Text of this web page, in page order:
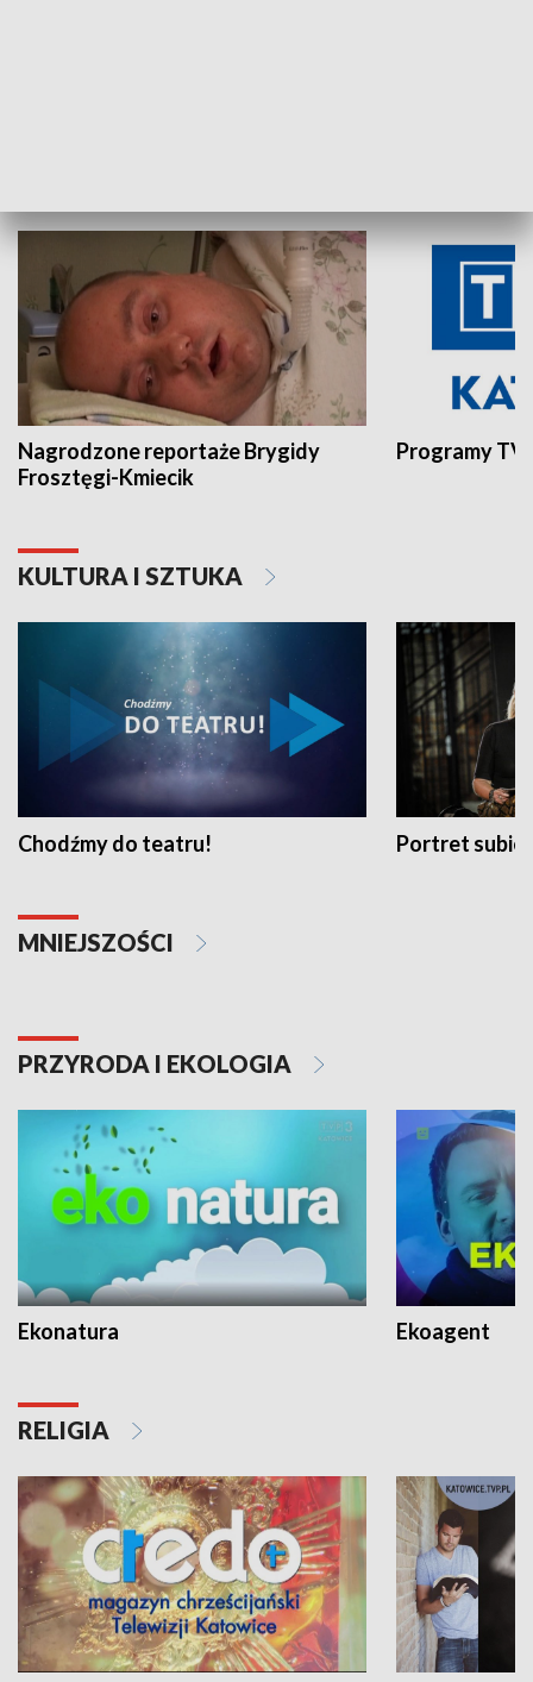
Nagrodzone reportaże Brygidy
Frosztęgi-Kmiecik
Programy
KULTURA I SZTUKA
Chodźmy do teatru! Portret
MNIEJSZOŚCI
PRZYRODA I EKOLOGIA
Ekonatura Ekoagent
RELIGIA